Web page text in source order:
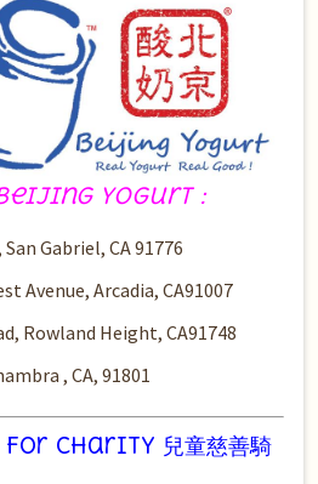
Yogurt：
Gabriel, CA 91776
Avenue, Arcadia, CA91007
Rowland Height, CA91748
, CA, 91801
Charity 兒童慈善騎